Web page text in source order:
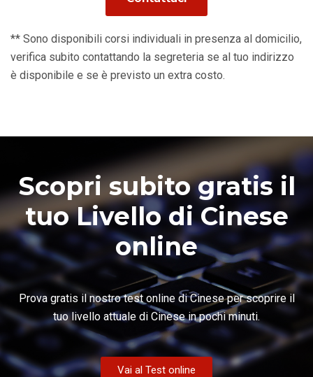
** Sono disponibili corsi individuali in presenza al domicilio,
verifica subito contattando la segreteria se al tuo indirizzo
è disponibile e se è previsto un extra costo.
Scopri subito gratis il
tuo Livello di Cinese
online
Prova gratis il nostro test online di Cinese per scoprire il
tuo livello attuale di Cinese in pochi minuti.
Vai al Test online